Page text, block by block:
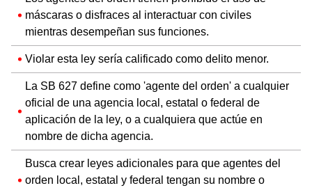
máscaras o disfraces al interactuar con civiles
mientras desempeñan sus funciones.
Violar esta ley sería calificado como delito menor.
La SB 627 define como 'agente del orden' a cualquier
oficial de una agencia local, estatal o federal de
aplicación de la ley, o a cualquiera que actúe en
nombre de dicha agencia.
Busca crear leyes adicionales para que agentes del
orden local, estatal y federal tengan su nombre o